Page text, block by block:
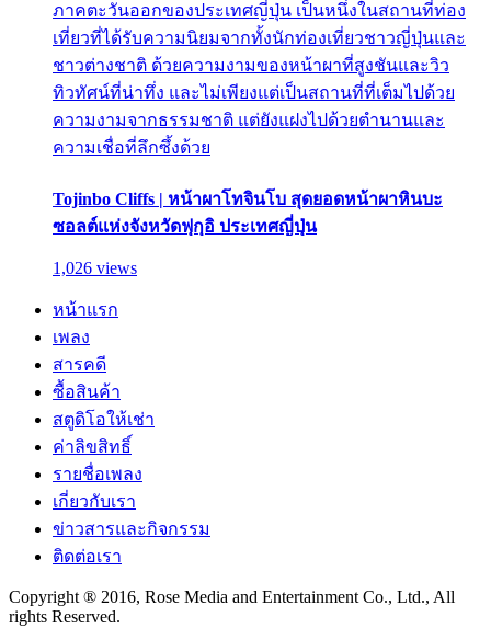
ภาคตะวันออกของประเทศญี่ปุ่น เป็นหนึ่งในสถานที่ท่อง
เที่ยวที่ได้รับความนิยมจากทั้งนักท่องเที่ยวชาวญี่ปุ่นและ
ชาวต่างชาติ ด้วยความงามของหน้าผาที่สูงชันและวิว
ทิวทัศน์ที่น่าทึ่ง และไม่เพียงแต่เป็นสถานที่ที่เต็มไปด้วย
ความงามจากธรรมชาติ แต่ยังแฝงไปด้วยตำนานและ
ความเชื่อที่ลึกซึ้งด้วย
Tojinbo Cliffs | หน้าผาโทจินโบ สุดยอดหน้าผาหินบะ
ซอลต์แห่งจังหวัดฟุกุอิ ประเทศญี่ปุ่น
1,026 views
หน้าแรก
เพลง
สารคดี
ซื้อสินค้า
สตูดิโอให้เช่า
ค่าลิขสิทธิ์
รายชื่อเพลง
เกี่ยวกับเรา
ข่าวสารและกิจกรรม
ติดต่อเรา
Copyright ® 2016, Rose Media and Entertainment Co., Ltd., All
rights Reserved.